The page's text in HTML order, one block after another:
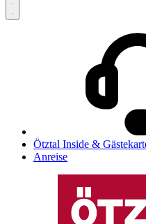
Ötztal Inside &
Anreise